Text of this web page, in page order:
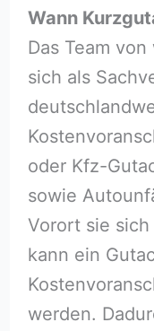
Wann
Das Team
sich als
oder Kfz-
sowie
Vorort sie
kann ein
werden.